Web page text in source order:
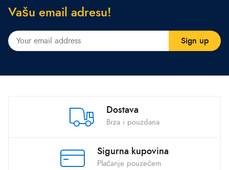
Vašu emai ad resu!
Dostava
Brza i pouzdana
Sigurna kupovina
Plaćanje pouzećem